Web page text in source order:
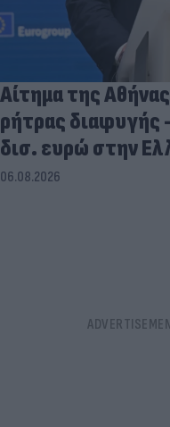
Αίτημα της
ρήτρας διαφυγής
δισ. ευρώ στην
06.08.2026